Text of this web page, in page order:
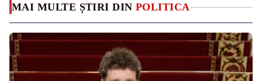
MAI MULTE ȘTIRI DIN POLITICA